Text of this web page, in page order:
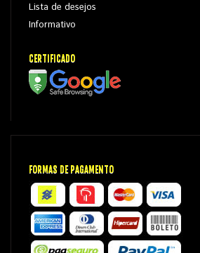
Lista de desejos
Informativo
CERTIFICADO
FORMAS DE PAGAMENTO